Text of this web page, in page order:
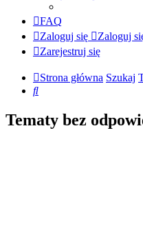
FAQ
Zaloguj się
Zaloguj
Zarejestruj się
Strona główna Szukaj
Szukaj
Tematy bez